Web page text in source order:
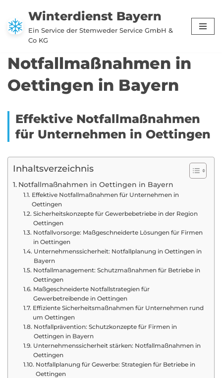
Zum
Inhalt
Winterdienst Bayern
Ein Service der Stemweder Service GmbH &
Co KG
Notfallmaßnahmen in
Oettingen in Bayern
Effektive Notfallmaßnahmen
für Unternehmen in Oettingen
Inhaltsverzeichnis
Notfallmaßnahmen in Oettingen in Bayern
Effektive Notfallmaßnahmen für Unternehmen in
Oettingen
Sicherheitskonzepte für Gewerbebetriebe in der Region
Oettingen
Notfallvorsorge: Maßgeschneiderte Lösungen für Firmen
in Oettingen
Unternehmenssicherheit: Notfallplanung in Oettingen in
Bayern
Notfallmanagement: Schutzmaßnahmen für Betriebe in
Oettingen
Maßgeschneiderte Notfallstrategien für
Gewerbetreibende in Oettingen
Effiziente Sicherheitsmaßnahmen für Unternehmen rund
um Oettingen
Notfallprävention: Schutzkonzepte für Firmen in
Oettingen in Bayern
Unternehmenssicherheit stärken: Notfallmaßnahmen in
Oettingen
Notfallplanung für Gewerbe: Strategien für Betriebe in
Oettingen